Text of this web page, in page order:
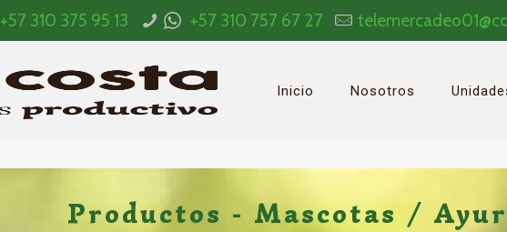
+57 310 375 95 13 +57 310 757 67 27
Inicio Nosotros
Productos - Mascotas /